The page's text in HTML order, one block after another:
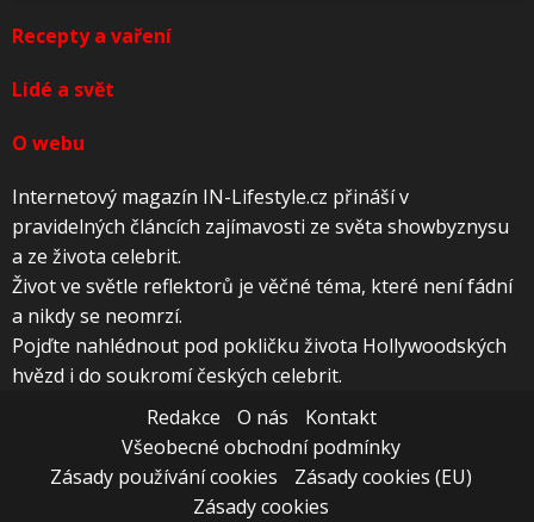
Recepty a vaření
Lidé a svět
O webu
Internetový magazín IN-Lifestyle.cz přináší v
pravidelných článcích zajímavosti ze světa showbyznysu
a ze života celebrit.
Život ve světle reflektorů je věčné téma, které není fádní
a nikdy se neomrzí.
Pojďte nahlédnout pod pokličku života Hollywoodských
hvězd i do soukromí českých celebrit.
Redakce
O nás
Kontakt
Všeobecné obchodní podmínky
Zásady používání cookies
Zásady cookies (EU)
Zásady cookies